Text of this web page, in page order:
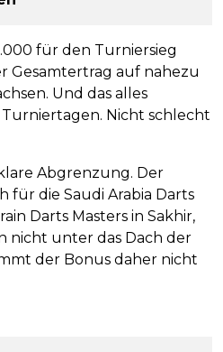
für den Turniersieg
Gesamtertrag auf nahezu
Und das alles
Nicht schlecht
Abgrenzung. Der
für die Saudi Arabia Darts
Darts Masters in Sakhir,
nicht unter das Dach der
der Bonus daher nicht